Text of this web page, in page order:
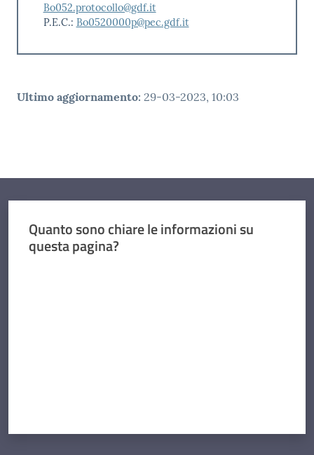
Bo052.protocollo@gdf.it
P.E.C.: Bo0520000p@pec.gdf.it
Ultimo aggiornamento: 29-03-2023, 10:03
Quanto sono chiare le informazioni su
questa pagina?